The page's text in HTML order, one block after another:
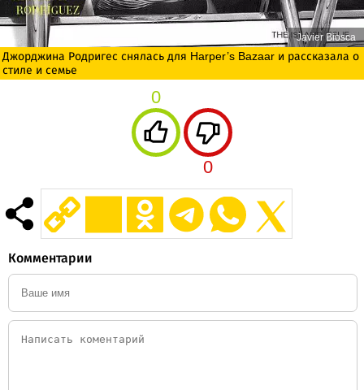
Javier Biosca
Джорджина Родригес снялась для Harper’s Bazaar и рассказала о
стиле и семье
0
0
Комментарии